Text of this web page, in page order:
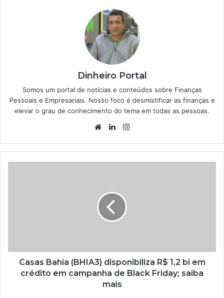
Dinheiro Portal
Somos um portal de notícias e conteúdos sobre Finanças
Pessoais e Empresariais. Nosso foco é desmistificar as finanças e
elevar o grau de conhecimento do tema em todas as pessoas.
WebsiteLinkedin
Casas Bahia (BHIA3) disponibiliza R$ 1,2 bi em
crédito em campanha de Black Friday; saiba
mais